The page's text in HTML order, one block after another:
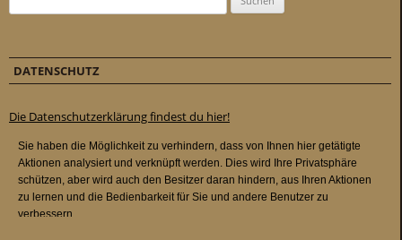
DATENSCHUTZ
Die Datenschutzerklärung findest du hier!